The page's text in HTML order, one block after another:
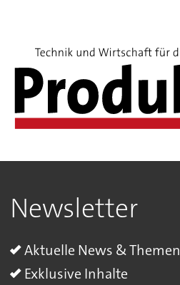
Newsletter
Aktuelle News & Themen
Exklusive Inhalte